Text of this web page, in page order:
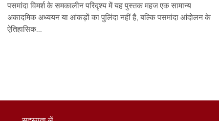
पसमांदा विमर्श के समकालीन परिदृश्य में यह पुस्तक महज एक सामान्य
अकादमिक अध्ययन या आंकड़ों का पुलिंदा नहीं है, बल्कि पसमांदा आंदोलन के
ऐतिहासिक...